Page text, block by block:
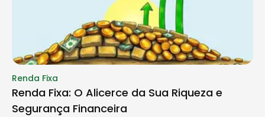
Renda Fixa
Renda Fixa: O Alicerce da Sua Riqueza e
Segurança Financeira